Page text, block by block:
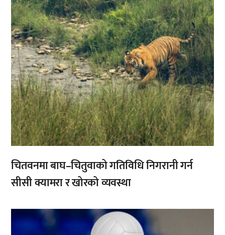
चितवनमा बाघ–चितुवाको गतिविधि निगरानी गर्न
सीसी क्यामरा र खोरको व्यवस्था
,